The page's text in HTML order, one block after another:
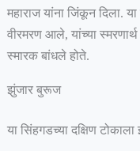
महाराज यांना जिंकून दिला.
वीरमरण आले, यांच्या
स्मारक बांधले होते.
झुंजार बुरूज
या सिंहगडच्या दक्षिण